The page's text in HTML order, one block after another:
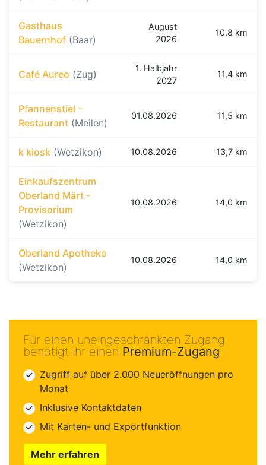
Gasthaus
Bauernhof (Baar)
August
2026
10,8 km
Café Aureo (Zug)
1. Halbjahr
2027
11,4 km
Pfannenstiel -
Restaurant (Meilen)
01.08.2026 11,5 km
k kiosk (Wetzikon) 10.08.2026 13,7 km
Einkaufszentrum
Oberland Märt -
Provisorium
(Wetzikon)
10.08.2026 14,0 km
Oberland Apotheke
(Wetzikon)
10.08.2026 14,0 km
Für einen uneingeschränkten Zugang
benötigt ihr einen Premium-Zugang
Zugriff auf über 2.000 Neueröffnungen pro
Monat
Inklusive Kontaktdaten
Mit Karten- und Exportfunktion
Mehr erfahren